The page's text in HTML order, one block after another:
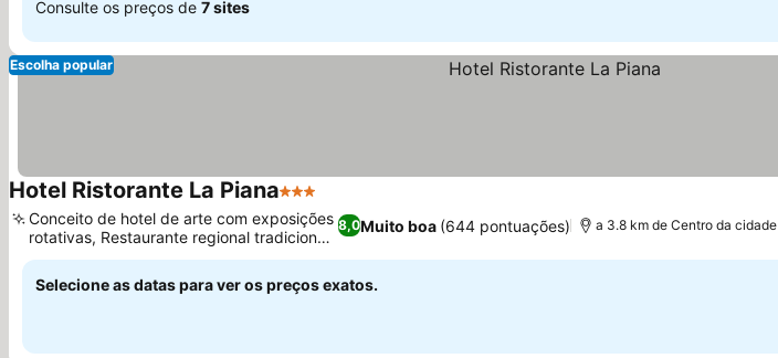
Consulte os preços de 7 sites
Escolha popular
Hotel Ristorante La Piana3 Estrelas
8,0Muito boa (644 pontuações)
Conceito de hotel de arte com exposições
rotativas, Restaurante regional tradicional
La Piana
a 3.8 km de Centro da cidade
Selecione as datas para ver os preços exatos.